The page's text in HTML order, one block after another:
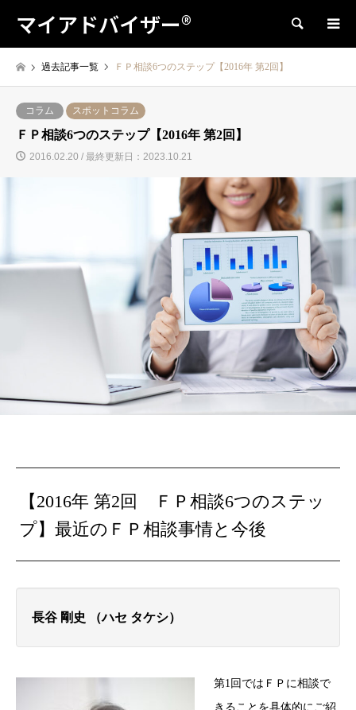
マイアドバイザー® 検索
過去記事一覧 ＦＰ相談6つのステップ【2016年 第2回】
コラム スポットコラム
ＦＰ相談6つのステップ【2016年 第2回】
2016.02.20 / 最終更新日：2023.10.21
【2016年 第2回 ＦＰ相談6つのステッ
プ】最近のＦＰ相談事情と今後
長谷 剛史 （ハセ タケシ）
第1回ではＦＰに相談で
きることを具体的にご紹